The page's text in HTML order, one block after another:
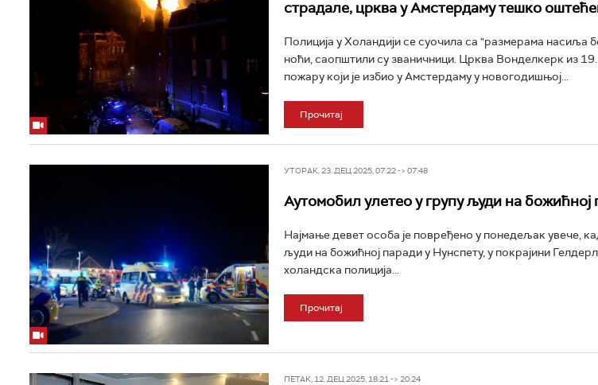
страдале, црква у Амстердаму тешко
Полиција у Холандији се суочила са "размерама насиља
ноћи, саопштили су званичници. Црква Вонделкерк из
пожару који је избио у Амстердаму у новогодишњој...
Прочитај
УТОРАК, 23. ДЕЦ 2025, 07:22 -> 07:48
Аутомобил улетео у групу људи на божићној
Најмање девет особа је повређено у понедељак увече,
људи на божићној паради у Нунспету, у покрајини
холандска полиција...
Прочитај
ПЕТАК, 12. ДЕЦ 2025, 18:21 -> 20:24